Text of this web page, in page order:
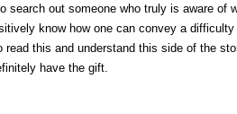
search out someone who truly is aware of
know how one can convey a
this and understand this side of the
have the gift.